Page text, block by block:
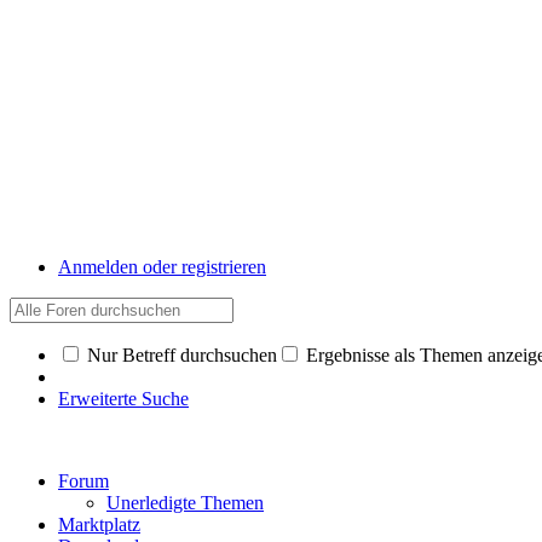
Anmelden oder registrieren
Nur Betreff durchsuchen Ergebnisse als Themen
Erweiterte Suche
Forum
Unerledigte Themen
Marktplatz